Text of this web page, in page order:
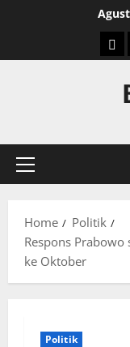
Primary
Home
Politik
Respons Prabowo
ke Oktober
Politik